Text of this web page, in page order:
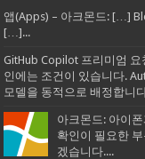
앱(Apps) – 아크몬드: […]
[…]...
GitHub Copilot 프리미엄
인에는 조건이 있습니다.
모델을 동적으로 배정합니
아크몬드: 아이
확인이 필요한
겠습니다....